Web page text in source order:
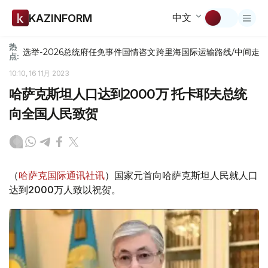
KAZINFORM 中文
热
点: 选举-2026总统府任免事件国情咨文跨里海国际运输路线/中间走廊
10:10, 16 11月 2023
哈萨克斯坦人口达到2000万 托卡耶夫总统
向全国人民致贺
（哈萨克国际通讯社讯）国家元首向哈萨克斯坦人民就人口
达到2000万人致以祝贺。